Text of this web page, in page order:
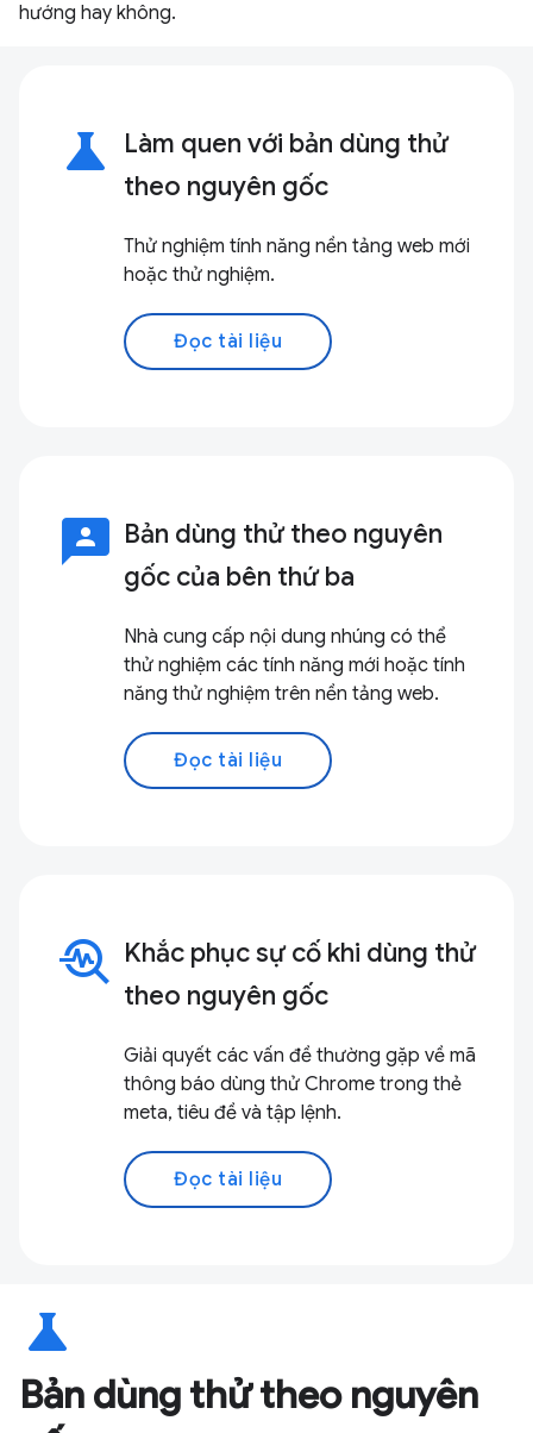
hướng hay không.
science
Làm quen với bản dùng thử
theo nguyên gốc
Thử nghiệm tính năng nền tảng web mới
hoặc thử nghiệm.
Đọc tài liệu
3p Bản dùng thử theo nguyên
gốc của bên thứ ba
Nhà cung cấp nội dung nhúng có thể
thử nghiệm các tính năng mới hoặc tính
năng thử nghiệm trên nền tảng web.
Đọc tài liệu
troubleshoot
Khắc phục sự cố khi dùng thử
theo nguyên gốc
Giải quyết các vấn đề thường gặp về mã
thông báo dùng thử Chrome trong thẻ
meta, tiêu đề và tập lệnh.
Đọc tài liệu
science
Bản dùng thử theo nguyên